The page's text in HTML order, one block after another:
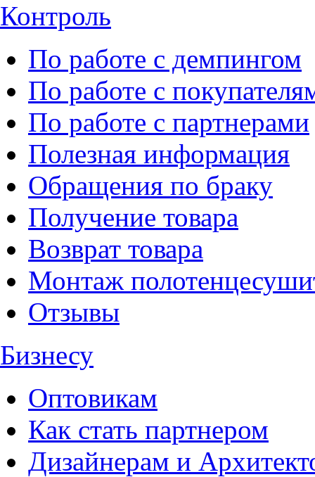
Контроль
По работе с демпингом
По работе с
По работе с партнерами
Полезная информация
Обращения по браку
Получение товара
Возврат товара
Монтаж
Отзывы
Бизнесу
Оптовикам
Как стать партнером
Дизайнерам и